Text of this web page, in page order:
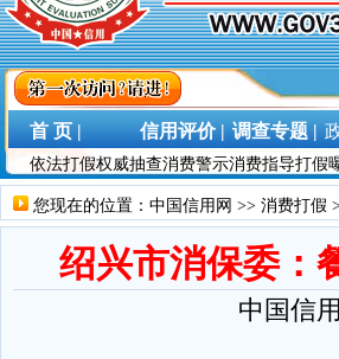
首 页 | 信用评价 | 调查专题 |
依法打假权威抽查消费警示消费指导打假
您现在的位置： 中国信用网 >> 消费打假
绍兴市消保委：
中国信